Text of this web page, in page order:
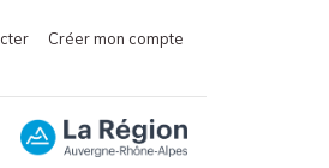
Créer mon compte